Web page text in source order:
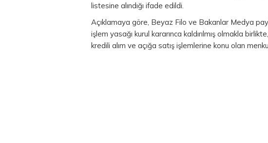
listesine alındığı ifade edildi.
Açıklamaya göre, Beyaz Filo ve Bakanlar Medya
işlem yasağı kurul kararınca kaldırılmış olmakla
kredili alım ve açığa satış işlemlerine konu olan